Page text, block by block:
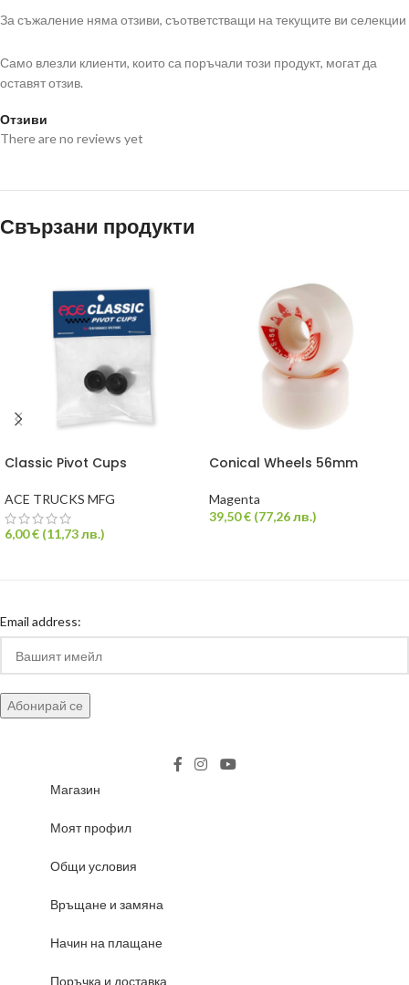
За съжаление няма отзиви, съответстващи на текущите ви селекции
Отзиви
There are no reviews yet
Само влезли клиенти, които са поръчали този продукт, могат да
оставят отзив.
Свързани продукти
Classic Pivot Cups
ACE TRUCKS MFG
6,00€ (11,73лв.)
Conical Wheels 56mm
Magenta
39,50€ (77,26лв.)
Email address:
Магазин
Моят профил
Общи условия
Връщане и замяна
Начин на плащане
Поръчка и доставка